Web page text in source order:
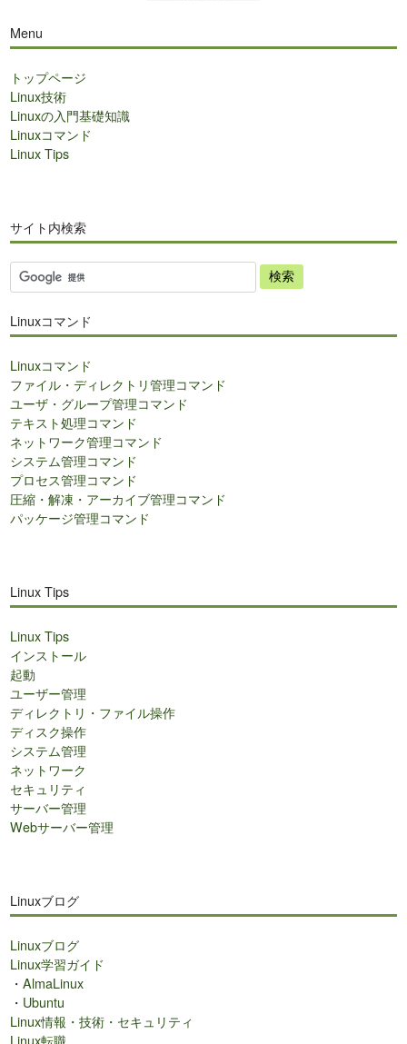
Menu
トップページ
Linux技術
Linuxの入門基礎知識
Linuxコマンド
Linux Tips
サイト内検索
サ
イ
内
索
Linuxコマンド
Linuxコマンド
ファイル・ディレクトリ管理コマンド
ユーザ・グループ管理コマンド
テキスト処理コマンド
ネットワーク管理コマンド
システム管理コマンド
プロセス管理コマンド
圧縮・解凍・アーカイブ管理コマンド
パッケージ管理コマンド
Linux Tips
Linux Tips
インストール
起動
ユーザー管理
ディレクトリ・ファイル操作
ディスク操作
システム管理
ネットワーク
セキュリティ
サーバー管理
Webサーバー管理
Linuxブログ
Linuxブログ
Linux学習ガイド
・AlmaLinux
・ Ubuntu
Linux情報・技術・セキュリティ
Linux転職